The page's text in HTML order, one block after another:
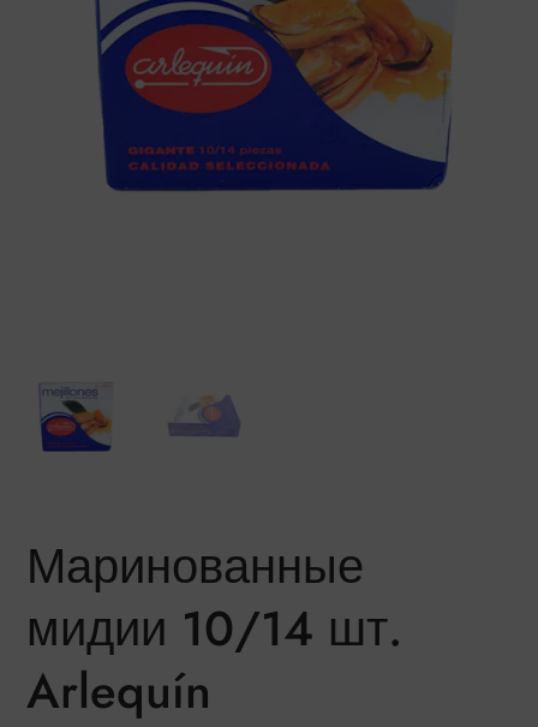
Маринованные
мидии 10/14 шт.
Arlequín